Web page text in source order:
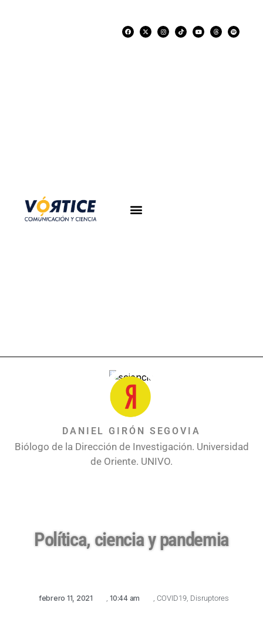
DANIEL GIRÓN SEGOVIA
Biólogo de la Dirección de Investigación. Universidad
de Oriente. UNIVO.
Política, ciencia y pandemia
febrero 11, 2021 , 10:44 am , COVID19, Disruptores